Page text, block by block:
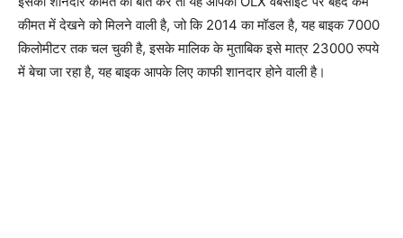
कीमत में देखने को मिलने वाली है, जो कि 2014 का मॉडल है, यह बाइक 7000
किलोमीटर तक चल चुकी है, इसके मालिक के मुताबिक इसे मात्र 23000 रुपये
में बेचा जा रहा है, यह बाइक आपके लिए काफी शानदार होने वाली है।